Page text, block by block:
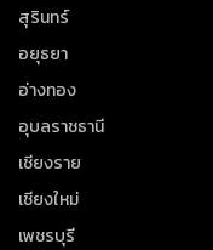
สุรินทร์
อยุธยา
อ่างทอง
อุบลราชธานี
เชียงราย
เชียงใหม่
เพชรบุรี